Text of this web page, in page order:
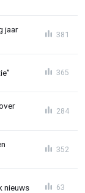
jaar
381
365
284
352
nieuws 63